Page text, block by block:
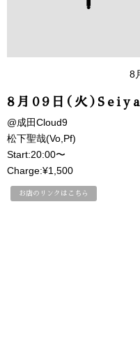
8
8月09日(火
@成田Cloud9
松下聖哉(Vo,Pf)
Start:20:00〜
Charge:¥1,500
お店のリンクはこちら